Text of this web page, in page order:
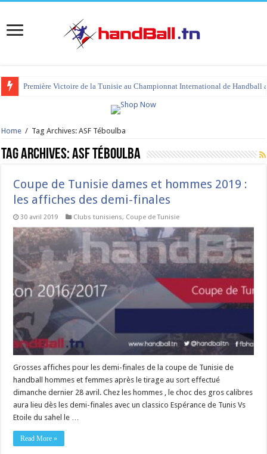
Première Victoire de la Tunisie au Championnat International de Handball
tournoi international Hammamet 2023 : programme et liste des joueurs
Home / Tag Archives: ASF Téboulba
Tag Archives:ASF Téboulba
Coupe de Tunisie dames et hommes 2019 :
les affiches des demi-finales
30 avril 2019 Clubs tunisiens, Coupe de Tunisie
Grosses affiches pour les demi-finales de la coupe de Tunisie de
handball hommes et femmes après le tirage au sort effectué
dimanche dernier 28 avril. Chez les hommes , le choc des gros calibres
aura lieu dès les demi-finales avec un classico Espérance de Tunis Vs
Etoile du sahel le …
Read More »